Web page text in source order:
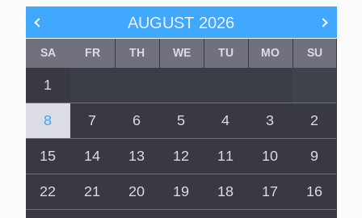
AUGUST 2026
SU
MO
TU
WE
TH
FR
SA
1
2
3
4
5
6
7
8
9
10
11
12
13
14
15
16
17
18
19
20
21
22